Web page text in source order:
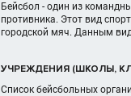
Бейсбол - один из
противника. Этот вид
городской мяч. Данным
УЧРЕЖДЕНИЯ (ШКОЛЫ,
Список бейсбольных